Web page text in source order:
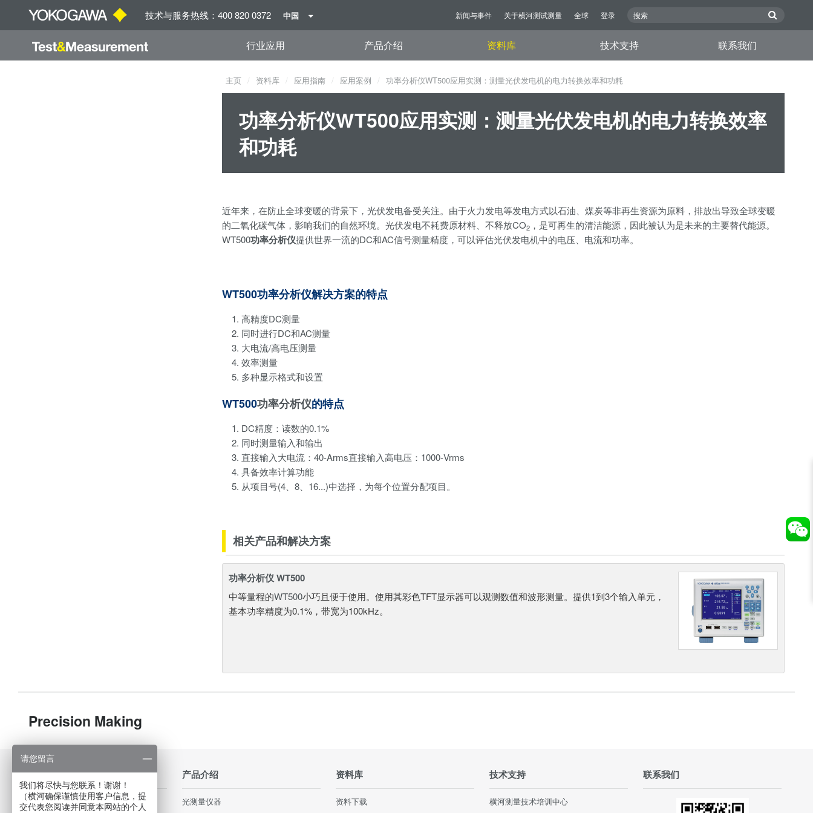
技术与服务热线：400 820 0372 中国 新闻与事件 关于横河测试测量 全球 登录
行业应用 产品介绍 资料库 技术支持 联系我们
主页 资料库 应用指南 应用案例 功率分析仪WT500应用实测：测量光伏发电机的电力转换效率和功耗
功率分析仪WT500应用实测：测量光伏发电机的电力转换效率
和功耗
近年来，在防止全球变暖的背景下，光伏发电备受关注。由于火力发电等发电方式以石油、煤炭等非再生资源为原料，排放出导致全球变暖
的二氧化碳气体，影响我们的自然环境。光伏发电不耗费原材料、不释放CO2 ，是可再生的清洁能源，因此被认为是未来的主要替代能源。
WT500功率分析仪提供世界一流的DC和AC信号测量精度，可以评估光伏发电机中的电压、电流和功率。
WT500功率分析仪解决方案的特点
高精度DC测量
同时进行DC和AC测量
大电流/高电压测量
效率测量
多种显示格式和设置
WT500功率分析仪的特点
DC精度：读数的0.1%
同时测量输入和输出
直接输入大电流：40-Arms直接输入高电压：1000-Vrms
具备效率计算功能
从项目号(4、8、16...)中选择，为每个位置分配项目。
相关产品和解决方案
功率分析仪 WT500
中等量程的WT500小巧且便于使用。使用其彩色TFT显示器可以观测数值和波形测量。提供1到3个输入单元，
基本功率精度为0.1%，带宽为100kHz。
Precision Making
行业应用
轨道交通和高速铁路
产品介绍
光测量仪器
资料库
资料下载
技术支持
横河测量技术培训中心
联系我们
请您留言
我们将尽快与您联系！谢谢！
（横河确保谨慎使用客户信息，提
交代表您阅读并同意本网站的个人